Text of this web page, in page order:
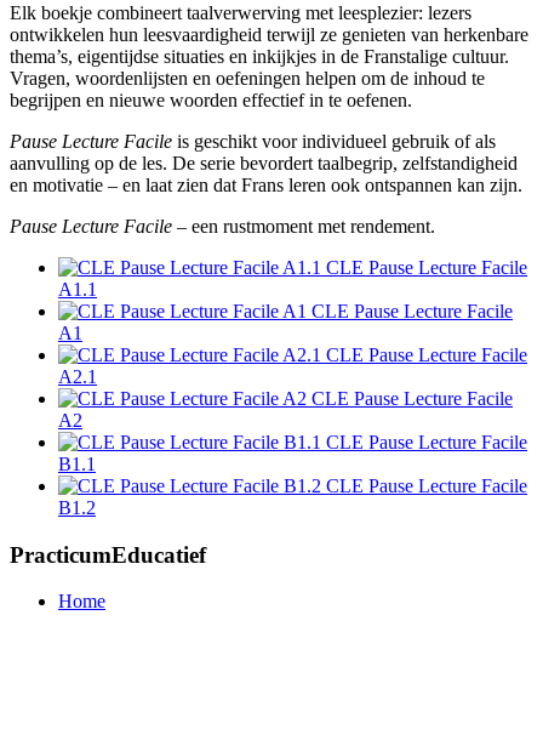
Elk boekje combineert taalverwerving met leesplezier: lezers
ontwikkelen hun leesvaardigheid terwijl ze genieten van herkenbare
thema’s, eigentijdse situaties en inkijkjes in de Franstalige cultuur.
Vragen, woordenlijsten en oefeningen helpen om de inhoud te
begrijpen en nieuwe woorden effectief in te oefenen.
Pause Lecture Facile is geschikt voor individueel gebruik of als
aanvulling op de les. De serie bevordert taalbegrip, zelfstandigheid
en motivatie – en laat zien dat Frans leren ook ontspannen kan zijn.
Pause Lecture Facile – een rustmoment met rendement.
CLE Pause Lecture Facile
A1.1
CLE Pause Lecture Facile
A1
CLE Pause Lecture Facile
A2.1
CLE Pause Lecture Facile
A2
CLE Pause Lecture Facile
B1.1
CLE Pause Lecture Facile
B1.2
PracticumEducatief
Home